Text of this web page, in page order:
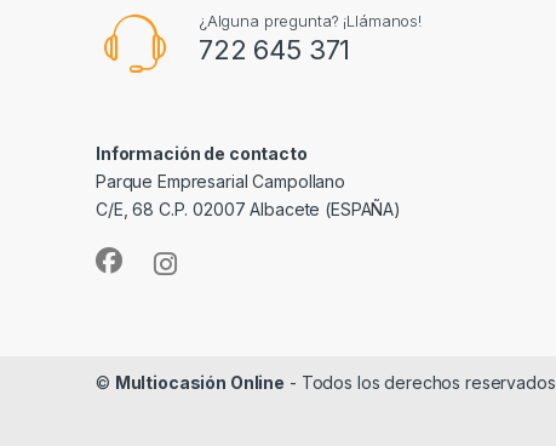
¿Alguna pregunta? ¡Llámanos!
722 645 371
Información de contacto
Parque Empresarial Campollano
C/E, 68 C.P. 02007 Albacete (ESPAÑA)
© Multiocasión Online - Todos los derechos reservados